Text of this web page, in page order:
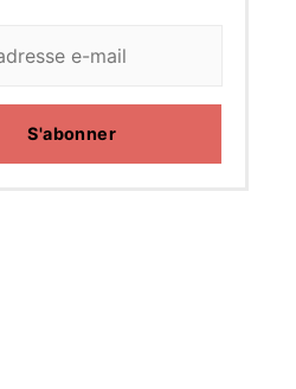
S'abonner